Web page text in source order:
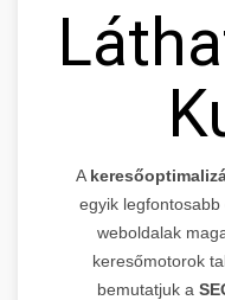
A
egyik
weboldalak
keresőmotorok
bemutatjuk a